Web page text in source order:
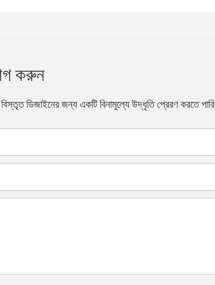
করুন
ডিজাইনের জন্য একটি বিনামূল্যে উদ্ধৃতি প্রেরণ করতে পারি